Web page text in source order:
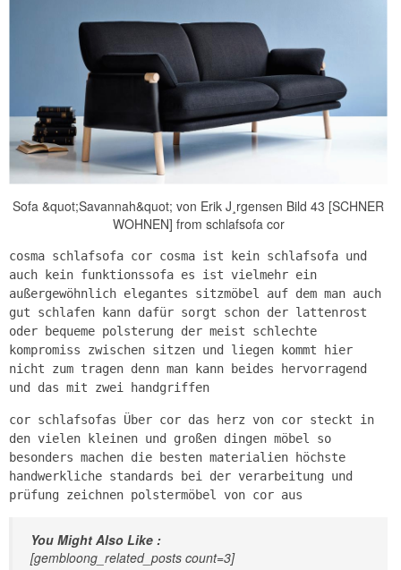
Sofa &quot;Savannah&quot; von Erik J¸rgensen Bild 43 [SCHNER
WOHNEN] from schlafsofa cor
cosma schlafsofa cor cosma ist kein schlafsofa und
auch kein funktionssofa es ist vielmehr ein
außergewöhnlich elegantes sitzmöbel auf dem man auch
gut schlafen kann dafür sorgt schon der lattenrost
oder bequeme polsterung der meist schlechte
kompromiss zwischen sitzen und liegen kommt hier
nicht zum tragen denn man kann beides hervorragend
und das mit zwei handgriffen
cor schlafsofas Über cor das herz von cor steckt in
den vielen kleinen und großen dingen möbel so
besonders machen die besten materialien höchste
handwerkliche standards bei der verarbeitung und
prüfung zeichnen polstermöbel von cor aus
You Might Also Like :
[gembloong_related_posts count=3]